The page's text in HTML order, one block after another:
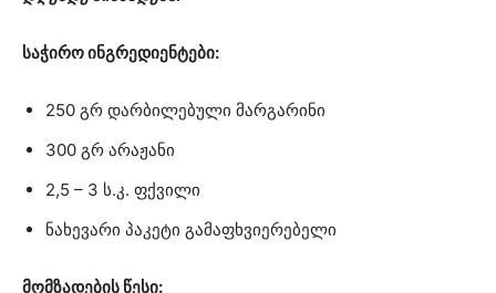
საჭირო ინგრედიენტები:
250 გრ დარბილებული მარგარინი
300 გრ არაჟანი
2,5 – 3 ს.კ. ფქვილი
ნახევარი პაკეტი გამაფხვიერებელი
მომზადების წესი: